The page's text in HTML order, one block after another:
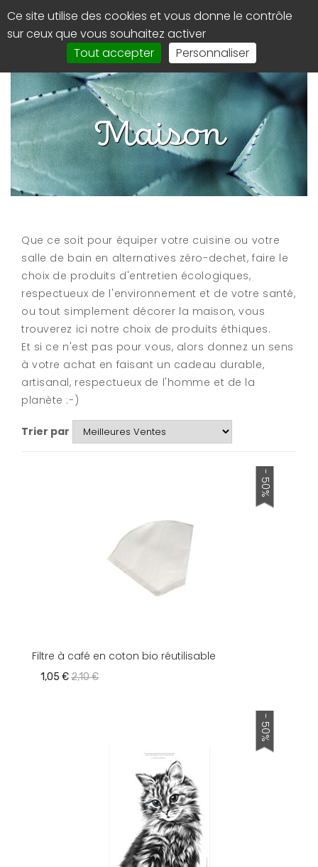
de
Maison
Que ce soit pour équiper votre cuisine ou votre
salle de bain en alternatives zéro-dechet, faire le
choix de produits d'entretien écologiques,
respectueux de l'environnement et de votre santé,
ou tout simplement décorer la maison, vous
trouverez ici notre choix de produits éthiques.
Et si ce n'est pas pour vous, alors donnez un sens
à votre achat en faisant un cadeau durable,
artisanal, respectueux de l'homme et de la
planète :-)
Trier par
- 50%
Filtre à café en coton bio réutilisable
1,05 €2,10 €
- 50%
Panneau de gestion des cookies
Ce site utilise des cookies et vous donne le contrôle
sur ceux que vous souhaitez activer
Tout accepter
Personnaliser